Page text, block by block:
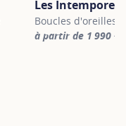
Les Intemporels
Boucles d'oreilles
à partir de 1 990 €